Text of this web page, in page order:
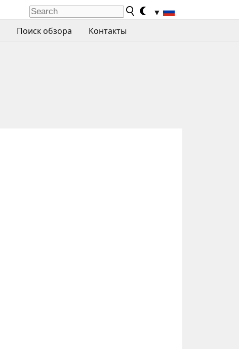
▼
Поиск обзора Контакты